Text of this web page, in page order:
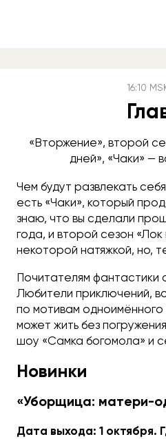
16:10
«Вторжение», второй
дней», «Чаки» —
Чем будут развлекать
есть «Чаки», который
знаю, что вы сделали
года, и второй сезон
некоторой натяжкой, но,
Почитателям фантастики
Любители приключений,
по мотивам
может жить без
шоу «Самка богомола» и
Новинки
«Уборщица: матери-
Дата выхода: 1 октября.